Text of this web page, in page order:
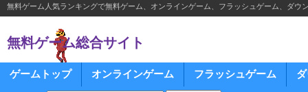
無料ゲーム人気ランキングで無料ゲーム、オンラインゲーム、フラッシュゲーム、ダウ
無料ゲーム総合サイト
ゲームトップ オンラインゲーム フラッシュゲーム